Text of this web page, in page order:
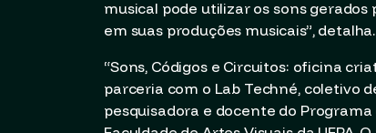
musical pode utilizar os sons
em suas produções musicais”, detalha.
“Sons, Códigos e Circuitos: oficina
parceria com o Lab Techné, coletivo
pesquisadora e docente do Programa